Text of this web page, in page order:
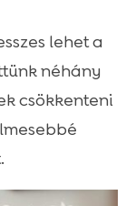
lehet a
néhány
csökkenteni